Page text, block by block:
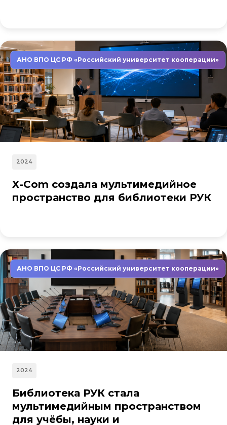
АНО ВПО ЦС РФ «Российский университет кооперации»
2024
X-Com создала мультимедийное
пространство для библиотеки РУК
АНО ВПО ЦС РФ «Российский университет кооперации»
2024
Библиотека РУК стала
мультимедийным пространством
для учёбы, науки и